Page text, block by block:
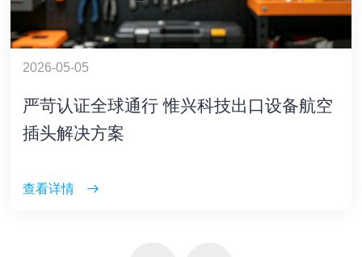
2026-05-05
严苛认证全球通行 惟兴科技出口设备航空
插头解决方案
查看详情